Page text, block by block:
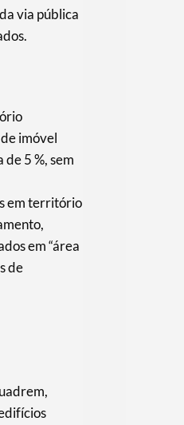
via pública
imóvel
5 %, sem
em território
em “área
de